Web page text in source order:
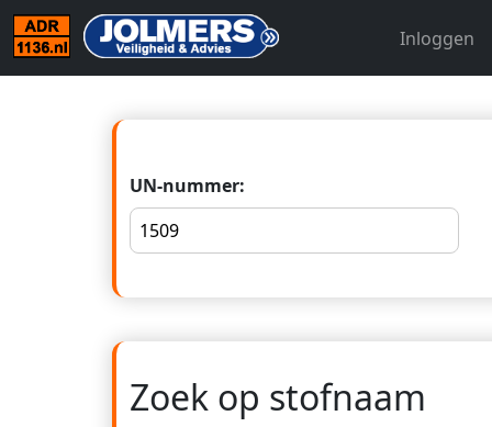
Inloggen
UN-nummer:
Zoek op stofnaam